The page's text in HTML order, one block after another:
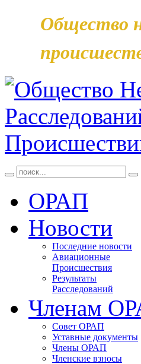
Общество
ОРАП
Новости
Последние новости
Авиационные
Происшествия
Результаты
Расследований
Членам
Совет ОРАП
Уставные документы
Члены ОРАП
Членские взносы